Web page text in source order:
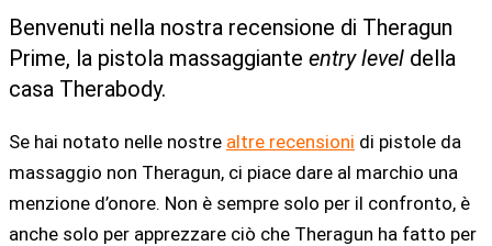
Benvenuti nella nostra recensione di Theragun
Prime, la pistola massaggiante entry level della
casa Therabody.
Se hai notato nelle nostre altre recensioni di pistole da
massaggio non Theragun, ci piace dare al marchio una
menzione d’onore. Non è sempre solo per il confronto, è
anche solo per apprezzare ciò che Theragun ha fatto per